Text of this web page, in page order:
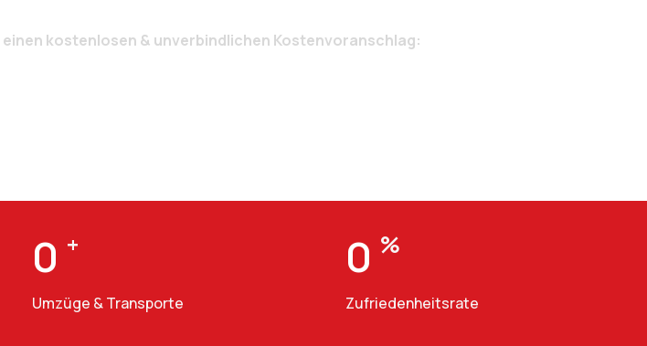
einen kostenlosen & unverbindlichen Kostenvoranschlag:
0 +
Umzüge & Transporte
0 %
Zufriedenheitsrate